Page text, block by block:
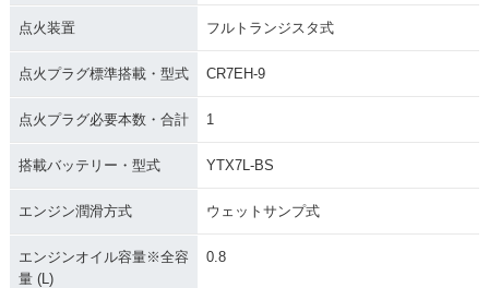
点火装置 フルトランジスタ式
点火プラグ標準搭載・型式 CR7EH-9
点火プラグ必要本数・合計 1
搭載バッテリー・型式 YTX7L-BS
エンジン潤滑方式 ウェットサンプ式
エンジンオイル容量※全容
量 (L)
0.8